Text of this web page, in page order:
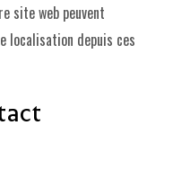
site web peuvent
localisation depuis ces